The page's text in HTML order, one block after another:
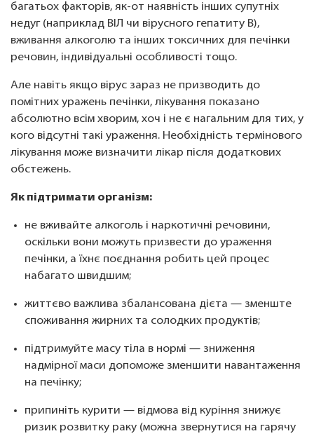
багатьох факторів, як-от наявність інших супутніх
недуг (наприклад ВІЛ чи вірусного гепатиту В),
вживання алкоголю та інших токсичних для печінки
речовин, індивідуальні особливості тощо.
Але навіть якщо вірус зараз не призводить до
помітних уражень печінки, лікування показано
абсолютно всім хворим, хоч і не є нагальним для тих, у
кого відсутні такі ураження. Необхідність термінового
лікування може визначити лікар після додаткових
обстежень.
Як підтримати організм:
не вживайте алкоголь і наркотичні речовини,
оскільки вони можуть призвести до ураження
печінки, а їхнє поєднання робить цей процес
набагато швидшим;
життєво важлива збалансована дієта — зменште
споживання жирних та солодких продуктів;
підтримуйте масу тіла в нормі — зниження
надмірної маси допоможе зменшити навантаження
на печінку;
припиніть курити — відмова від куріння знижує
ризик розвитку раку (можна звернутися на гарячу